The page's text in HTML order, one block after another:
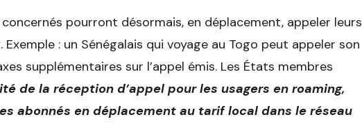
pourront désormais, en déplacement, appeler leurs
: un Sénégalais qui voyage au Togo peut appeler son
supplémentaires sur l’appel émis. Les États membres
de la réception d’appel pour les usagers en roaming,
abonnés en déplacement au tarif local dans le réseau